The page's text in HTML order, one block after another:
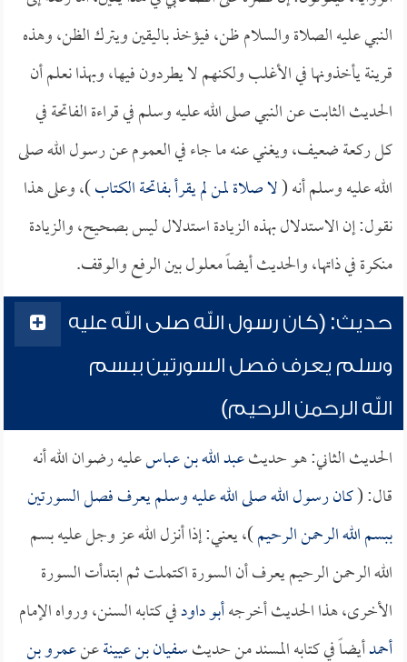
النبي عليه الصلاة والسلام ظن، فيؤخذ باليقين ويترك الظن، وهذه
قرينة يأخذونها في الأغلب ولكنهم لا يطردون فيها، وبهذا نعلم أن
الحديث الثابت عن النبي صلى الله عليه وسلم في قراءة الفاتحة في
كل ركعة ضعيف، ويغني عنه ما جاء في العموم عن رسول الله صلى
الله عليه وسلم أنه (لا صلاة لمن لم يقرأ بفاتحة الكتاب)، وعلى هذا
نقول: إن الاستدلال بهذه الزيادة استدلال ليس بصحيح، والزيادة
منكرة في ذاتها، والحديث أيضاً معلول بين الرفع والوقف.
حديث: (كان رسول الله صلى الله عليه
وسلم يعرف فصل السورتين ببسم
الله الرحمن الرحيم)
الحديث الثاني: هو حديثعبد الله بن عباسعليه رضوان الله أنه
قال: (كان رسول الله صلى الله عليه وسلم يعرف فصل السورتين
ببسم الله الرحمن الرحيم)، يعني: إذا أنزل الله عز وجل عليه بسم
الله الرحمن الرحيم يعرف أن السورة اكتملت ثم ابتدأت السورة
الأخرى، هذا الحديث أخرجهأبو داودفي كتابه السنن، ورواه الإمام
أحمدأيضاً في كتابه المسند من حديثسفيان بن عيينةعنعمرو بن